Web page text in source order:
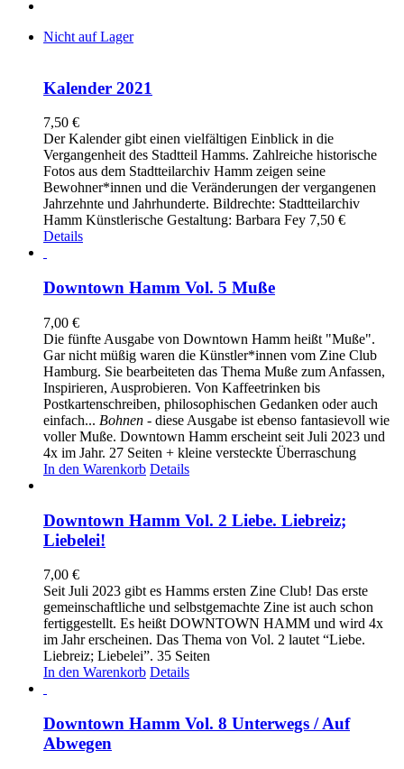
Nicht auf Lager
Kalender 2021
7,50 €
Der Kalender gibt einen vielfältigen Einblick in die
Vergangenheit des Stadtteil Hamms. Zahlreiche historische
Fotos aus dem Stadtteilarchiv Hamm zeigen seine
Bewohner*innen und die Veränderungen der vergangenen
Jahrzehnte und Jahrhunderte. Bildrechte: Stadtteilarchiv
Hamm Künstlerische Gestaltung: Barbara Fey 7,50 €
Details
Downtown Hamm Vol. 5 Muße
7,00 €
Die fünfte Ausgabe von Downtown Hamm heißt "Muße".
Gar nicht müßig waren die Künstler*innen vom Zine Club
Hamburg. Sie bearbeiteten das Thema Muße zum Anfassen,
Inspirieren, Ausprobieren. Von Kaffeetrinken bis
Postkartenschreiben, philosophischen Gedanken oder auch
einfach... Bohnen - diese Ausgabe ist ebenso fantasievoll wie
voller Muße. Downtown Hamm erscheint seit Juli 2023 und
4x im Jahr. 27 Seiten + kleine versteckte Überraschung
In den Warenkorb Details
Downtown Hamm Vol. 2 Liebe. Liebreiz;
Liebelei!
7,00 €
Seit Juli 2023 gibt es Hamms ersten Zine Club! Das erste
gemeinschaftliche und selbstgemachte Zine ist auch schon
fertiggestellt. Es heißt DOWNTOWN HAMM und wird 4x
im Jahr erscheinen. Das Thema von Vol. 2 lautet “Liebe.
Liebreiz; Liebelei”. 35 Seiten
In den Warenkorb Details
Downtown Hamm Vol. 8 Unterwegs / Auf
Abwegen